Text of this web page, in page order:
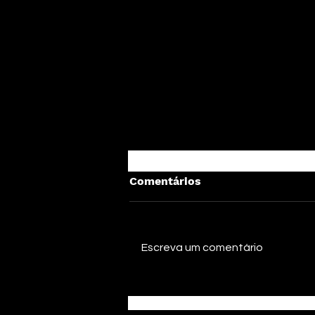
Comentários
Escreva um comentário